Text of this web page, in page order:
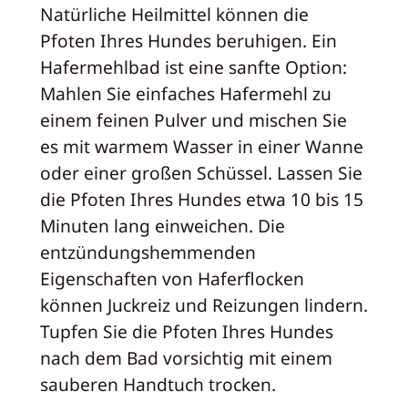
Natürliche Heilmittel können die
Pfoten Ihres Hundes beruhigen. Ein
Hafermehlbad ist eine sanfte Option:
Mahlen Sie einfaches Hafermehl zu
einem feinen Pulver und mischen Sie
es mit warmem Wasser in einer Wanne
oder einer großen Schüssel. Lassen Sie
die Pfoten Ihres Hundes etwa 10 bis 15
Minuten lang einweichen. Die
entzündungshemmenden
Eigenschaften von Haferflocken
können Juckreiz und Reizungen lindern.
Tupfen Sie die Pfoten Ihres Hundes
nach dem Bad vorsichtig mit einem
sauberen Handtuch trocken.